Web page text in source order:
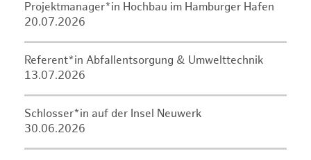
Projektmanager*in Hochbau im Hamburger Hafen
20.07.2026
Referent*in Abfallentsorgung & Umwelttechnik
13.07.2026
Schlosser*in auf der Insel Neuwerk
30.06.2026